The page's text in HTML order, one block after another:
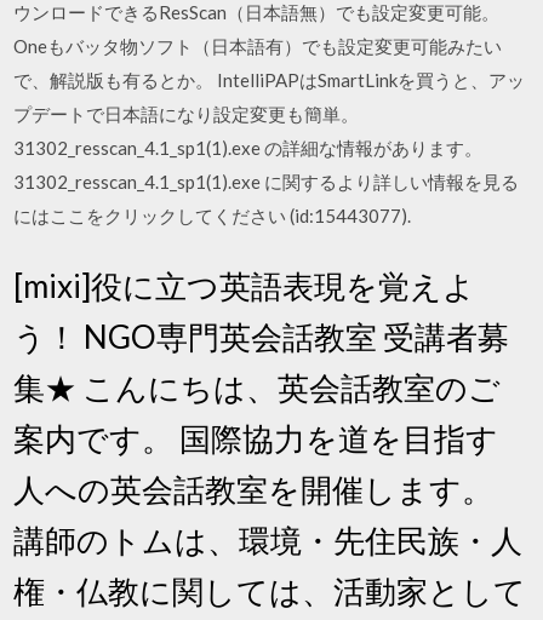
ウンロードできるResScan（日本語無）でも設定変更可能。
Oneもバッタ物ソフト（日本語有）でも設定変更可能みたい
で、解説版も有るとか。 IntelliPAPはSmartLinkを買うと、アッ
プデートで日本語になり設定変更も簡単。
31302_resscan_4.1_sp1(1).exe の詳細な情報があります。
31302_resscan_4.1_sp1(1).exe に関するより詳しい情報を見る
にはここをクリックしてください (id:15443077).
[mixi]役に立つ英語表現を覚えよ
う！ NGO専門英会話教室 受講者募
集★ こんにちは、英会話教室のご
案内です。 国際協力を道を目指す
人への英会話教室を開催します。
講師のトムは、環境・先住民族・人
権・仏教に関しては、活動家として